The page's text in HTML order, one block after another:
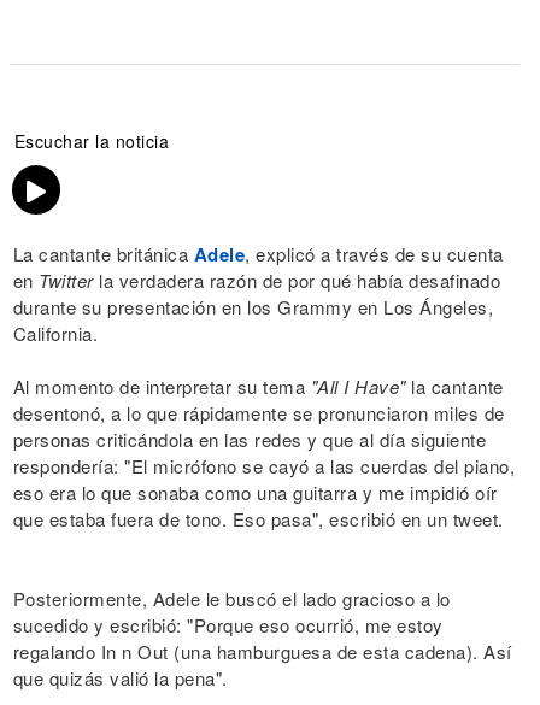
Escuchar la noticia
La cantante británica Adele, explicó a través de su cuenta
en Twitterla verdadera razón de por qué había desafinado
durante su presentación en los Grammy en Los Ángeles,
California.
Al momento de interpretar su tema "All I Have"la cantante
desentonó, a lo que rápidamente se pronunciaron miles de
personas criticándola en las redes y que al día siguiente
respondería: "El micrófono se cayó a las cuerdas del piano,
eso era lo que sonaba como una guitarra y me impidió oír
que estaba fuera de tono. Eso pasa", escribió en un tweet.
Posteriormente, Adele le buscó el lado gracioso a lo
sucedido y escribió: "Porque eso ocurrió, me estoy
regalando In n Out (una hamburguesa de esta cadena). Así
que quizás valió la pena".